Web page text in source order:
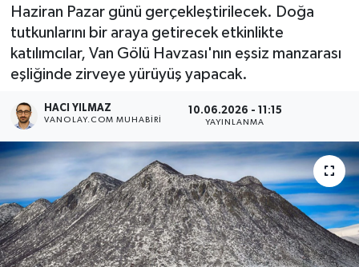
Haziran Pazar günü gerçekleştirilecek. Doğa
tutkunlarını bir araya getirecek etkinlikte
katılımcılar, Van Gölü Havzası'nın eşsiz manzarası
eşliğinde zirveye yürüyüş yapacak.
HACI YILMAZ
VANOLAY.COM MUHABIRI
10.06.2026 - 11:15
YAYINLANMA
Eğitim
Bilim & Teknoloji
Tüm Manşetler
Son Dakika Haberleri